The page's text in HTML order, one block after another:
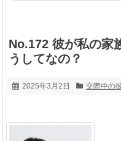
No.172 彼が私の家
うしてなの？
2025年3月2日 交際中の